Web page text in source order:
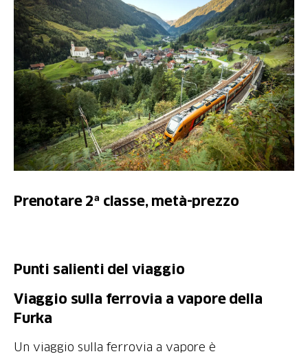
Prenotare 2ᵃ classe, metà-prezzo
Punti salienti del viaggio
Viaggio sulla ferrovia a vapore della
Un viaggio sulla ferrovia a vapore è